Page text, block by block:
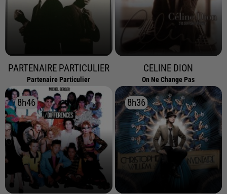
PARTENAIRE PARTICULIER
Partenaire Particulier
CELINE DION
On Ne Change Pas
8h46
8h46 8h36
8h36